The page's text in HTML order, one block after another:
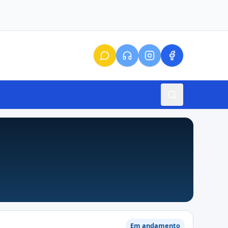
Em andamento